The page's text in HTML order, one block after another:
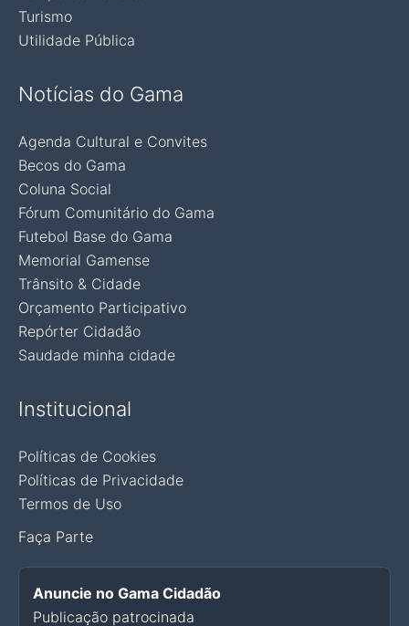
Turismo
Utilidade Pública
Notícias do Gama
Agenda Cultural e Convites
Becos do Gama
Coluna Social
Fórum Comunitário do Gama
Futebol Base do Gama
Memorial Gamense
Trânsito & Cidade
Orçamento Participativo
Repórter Cidadão
Saudade minha cidade
Institucional
Políticas de Cookies
Políticas de Privacidade
Termos de Uso
Faça Parte
Anuncie no Gama Cidadão
Publicação patrocinada